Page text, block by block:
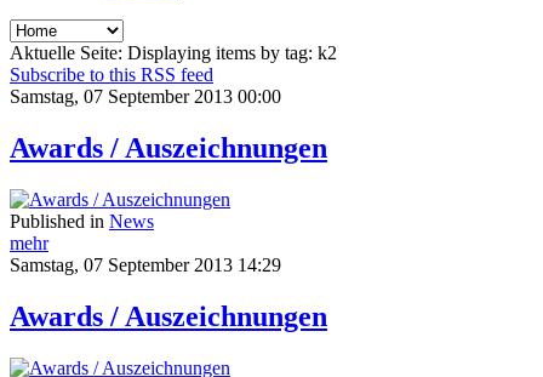
Aktuelle Seite: Displaying items by tag: k2
Subscribe to this RSS feed
Samstag, 07 September 2013 00:00
Awards / Auszeichnungen
Published in News
mehr
Samstag, 07 September 2013 14:29
Awards / Auszeichnungen